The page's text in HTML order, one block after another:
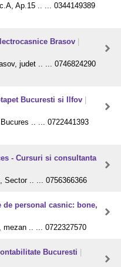
Ap.15 .. ... 0344149389
Brasov
judet .. ... 0746824290
Bucuresti si Ilfov
.. ... 0722441393
- Cursuri si consultanta
Sector .. ... 0756366366
de personal casnic: bone,
.. ... 0722327570
Bucuresti